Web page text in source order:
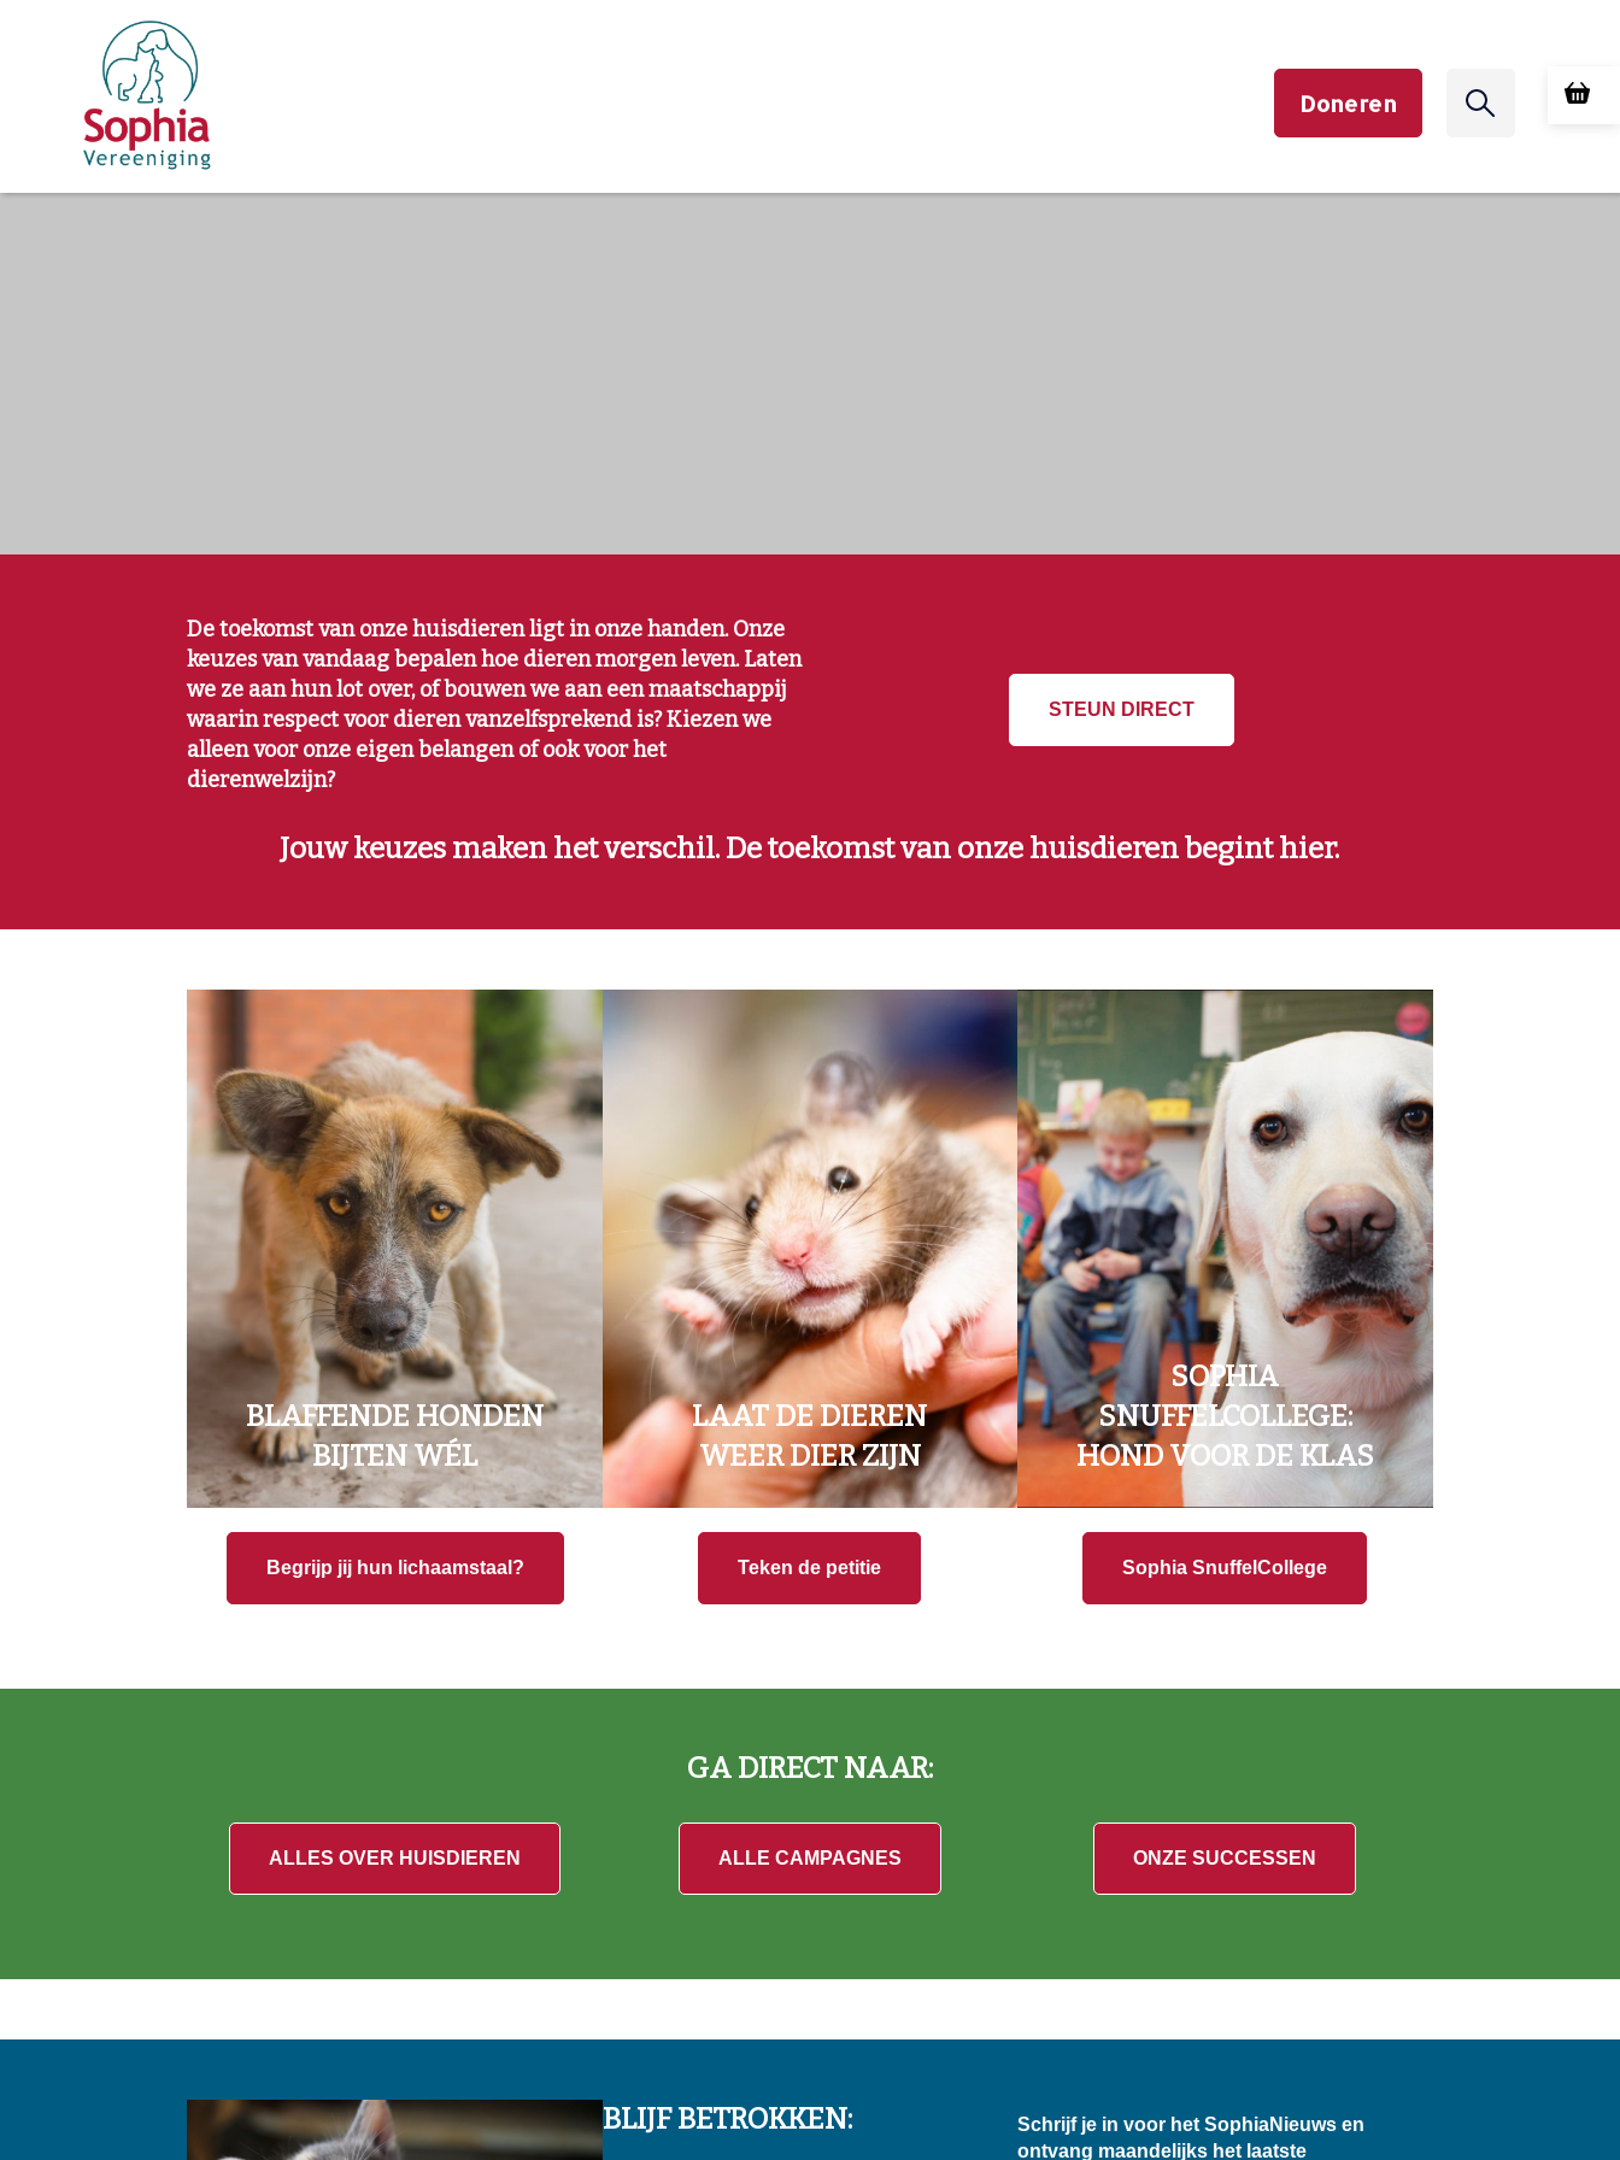
Doneren
De toekomst van onze huisdieren ligt in onze handen. Onze
keuzes van vandaag bepalen hoe dieren morgen leven. Laten
we ze aan hun lot over, of bouwen we aan een maatschappij
waarin respect voor dieren vanzelfsprekend is? Kiezen we
alleen voor onze eigen belangen of ook voor het
dierenwelzijn?
STEUN DIRECT
Jouw keuzes maken het verschil. De toekomst van onze huisdieren begint hier.
BLAFFENDE HONDEN
BIJTEN WÉL
Begrijp jij hun lichaamstaal?
LAAT DE DIEREN
WEER DIER ZIJN
Teken de petitie
SOPHIA
SNUFFELCOLLEGE:
HOND VOOR DE KLAS
Sophia SnuffelCollege
GA DIRECT NAAR:
ALLES OVER HUISDIEREN ALLE CAMPAGNES ONZE SUCCESSEN
BLIJF BETROKKEN:
Schrijf je in voor het SophiaNieuws en
ontvang maandelijks het laatste